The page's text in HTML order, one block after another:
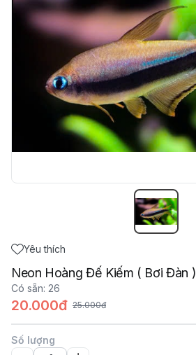
Yêu thích
Neon Hoàng Đế Kiếm ( Bơi Đàn )
Có sẵn: 26
20.000đ 25.000đ
Số lượng